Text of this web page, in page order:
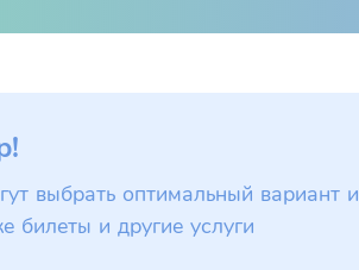
выбрать оптимальный вариант и
билеты и другие услуги